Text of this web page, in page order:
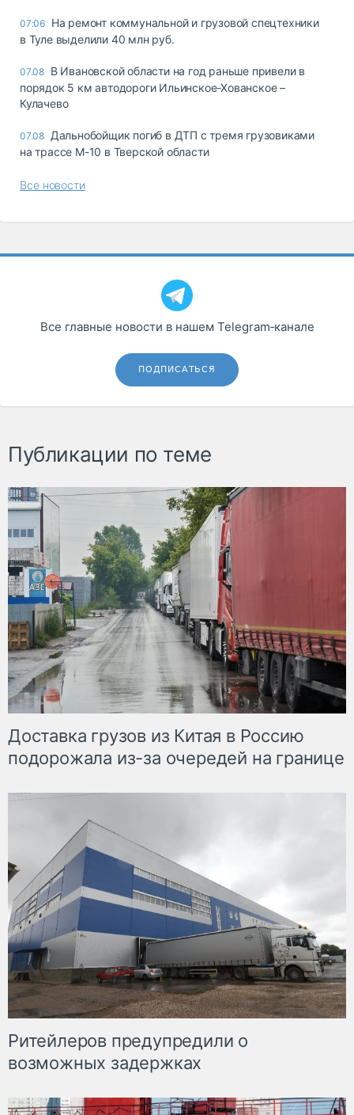
07:06 На ремонт коммунальной и грузовой спецтехники
в Туле выделили 40 млн руб.
07.08 В Ивановской области на год раньше привели в
порядок 5 км автодороги Ильинское-Хованское –
Кулачево
07.08 Дальнобойщик погиб в ДТП с тремя грузовиками
на трассе М-10 в Тверской области
Все новости
Все главные новости в нашем Telegram‑канале
ПОДПИСАТЬСЯ
Публикации по теме
Доставка грузов из Китая в Россию
подорожала из-за очередей на границе
Ритейлеров предупредили о
возможных задержках